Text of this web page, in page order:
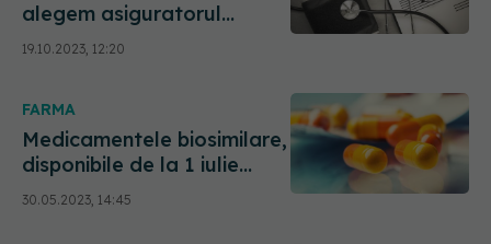
alegem asiguratorul
medical privat. Claudiu
Năsui: Așa cum vă alegeți
alegeți asiguratorul pentru
mașină
19.10.2023, 12:20
FARMA
Medicamentele biosimilare,
disponibile de la 1 iulie
2023. Ce sunt și la ce
folosesc: Pacienţii vor
30.05.2023, 14:45